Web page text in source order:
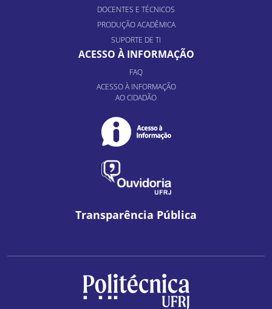
DOCENTES E TÉCNICOS
PRODUÇÃO ACADÊMICA
SUPORTE DE TI
ACESSO À INFORMAÇÃO
FAQ
ACESSO À INFORMAÇÃO
AO CIDADÃO
Transparência Pública